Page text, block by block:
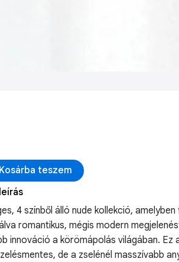
Kosárba teszem
4 színből álló nude kollekció,
romantikus, mégis modern
innováció a körömápolás világában.
de a zselénél masszívabb